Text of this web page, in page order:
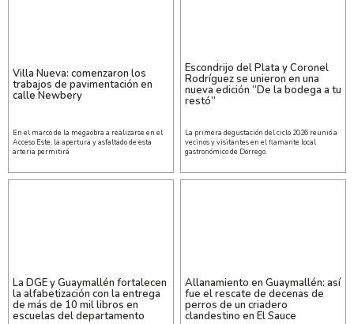
Villa Nueva: comenzaron los
trabajos de pavimentación en
calle Newbery
En el marco de la megaobra a realizarse en el
Acceso Este, la apertura y asfaltado de esta
arteria permitirá
Escondrijo del Plata y Coronel
Rodríguez se unieron en una
nueva edición “De la bodega a tu
restó”
La primera degustación del ciclo 2026 reunió a
vecinos y visitantes en el flamante local
gastronómico de Dorrego.
La DGE y Guaymallén fortalecen
la alfabetización con la entrega
de más de 10 mil libros en
escuelas del departamento
Allanamiento en Guaymallén: así
fue el rescate de decenas de
perros de un criadero
clandestino en El Sauce